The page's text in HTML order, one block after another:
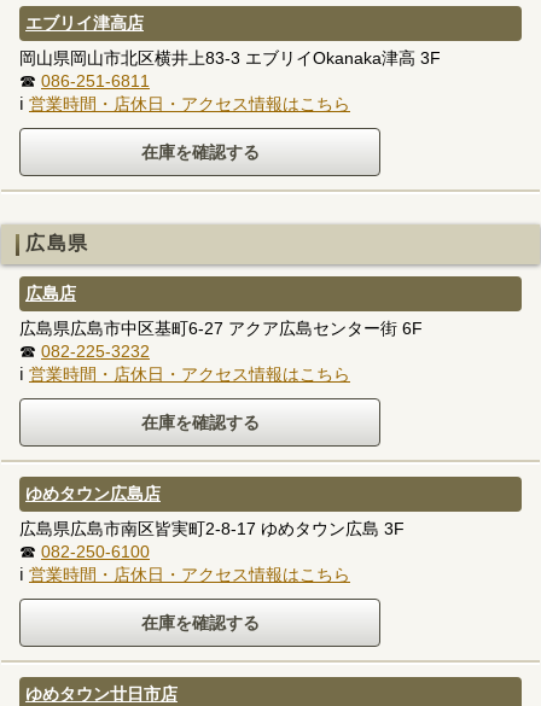
エブリイ津高店
岡山県岡山市北区横井上83-3 エブリイOkanaka津高 3F
☎ 086-251-6811
ℹ 営業時間・店休日・アクセス情報はこちら
広島県
広島店
広島県広島市中区基町6-27 アクア広島センター街 6F
☎ 082-225-3232
ℹ 営業時間・店休日・アクセス情報はこちら
ゆめタウン広島店
広島県広島市南区皆実町2-8-17 ゆめタウン広島 3F
☎ 082-250-6100
ℹ 営業時間・店休日・アクセス情報はこちら
ゆめタウン廿日市店